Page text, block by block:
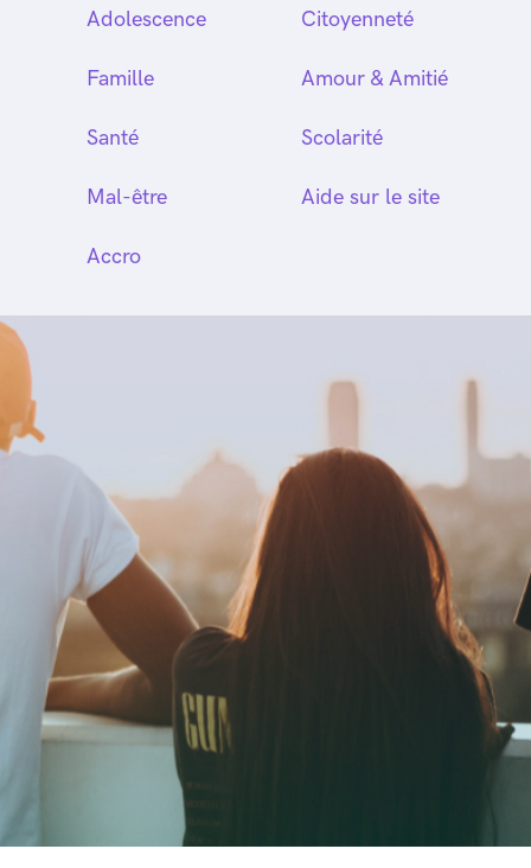
Adolescence
Famille
Santé
Mal-être
Accro
Citoyenneté
Amour & Amitié
Scolarité
Aide sur le site